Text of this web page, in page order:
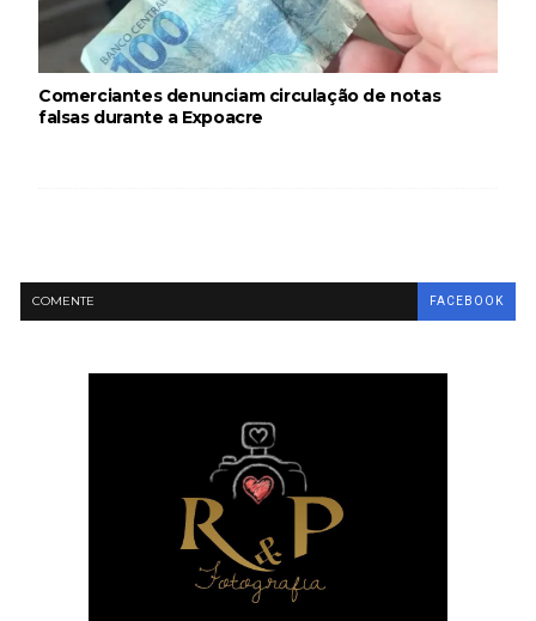
Comerciantes denunciam circulação de notas
falsas durante a Expoacre
COMENTE FACEBOOK